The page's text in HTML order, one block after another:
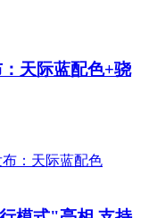
天际蓝配色+骁